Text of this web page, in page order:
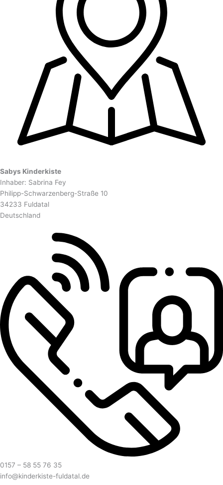
Sabys Kinderkiste
Inhaber: Sabrina Fey
Philipp-Schwarzenberg-Straße 10
34233 Fuldatal
Deutschland
0157 – 58 55 76 35
info@kinderkiste-fuldatal.de